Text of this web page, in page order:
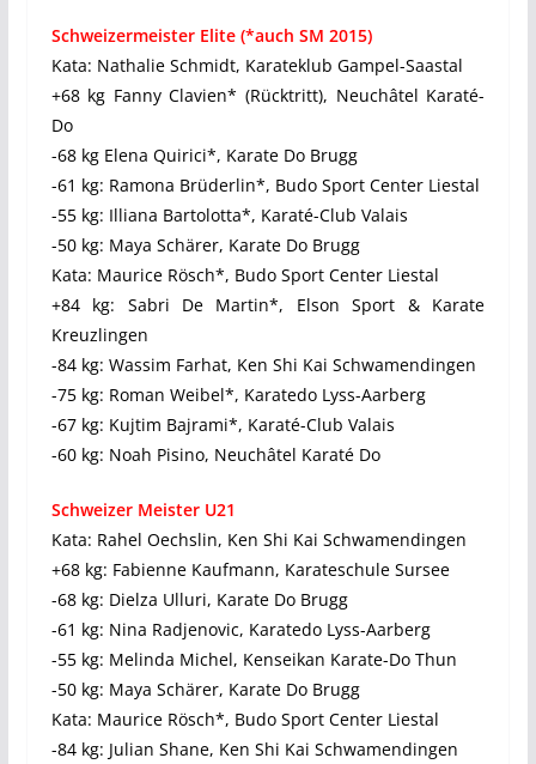
Schweizermeister Elite (*auch SM 2015)
Kata: Nathalie Schmidt, Karateklub Gampel-Saastal
+68 kg Fanny Clavien* (Rücktritt), Neuchâtel Karaté-
Do
-68 kg Elena Quirici*, Karate Do Brugg
-61 kg: Ramona Brüderlin*, Budo Sport Center Liestal
-55 kg: Illiana Bartolotta*, Karaté-Club Valais
-50 kg: Maya Schärer, Karate Do Brugg
Kata: Maurice Rösch*, Budo Sport Center Liestal
+84 kg: Sabri De Martin*, Elson Sport & Karate
Kreuzlingen
-84 kg: Wassim Farhat, Ken Shi Kai Schwamendingen
-75 kg: Roman Weibel*, Karatedo Lyss-Aarberg
-67 kg: Kujtim Bajrami*, Karaté-Club Valais
-60 kg: Noah Pisino, Neuchâtel Karaté Do
Schweizer Meister U21
Kata: Rahel Oechslin, Ken Shi Kai Schwamendingen
+68 kg: Fabienne Kaufmann, Karateschule Sursee
-68 kg: Dielza Ulluri, Karate Do Brugg
-61 kg: Nina Radjenovic, Karatedo Lyss-Aarberg
-55 kg: Melinda Michel, Kenseikan Karate-Do Thun
-50 kg: Maya Schärer, Karate Do Brugg
Kata: Maurice Rösch*, Budo Sport Center Liestal
-84 kg: Julian Shane, Ken Shi Kai Schwamendingen